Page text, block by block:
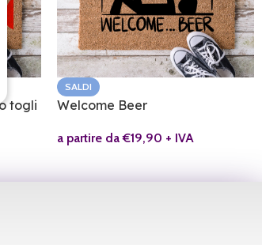
togli
SALDI
Welcome Beer
a partire da€19,90 + IVA